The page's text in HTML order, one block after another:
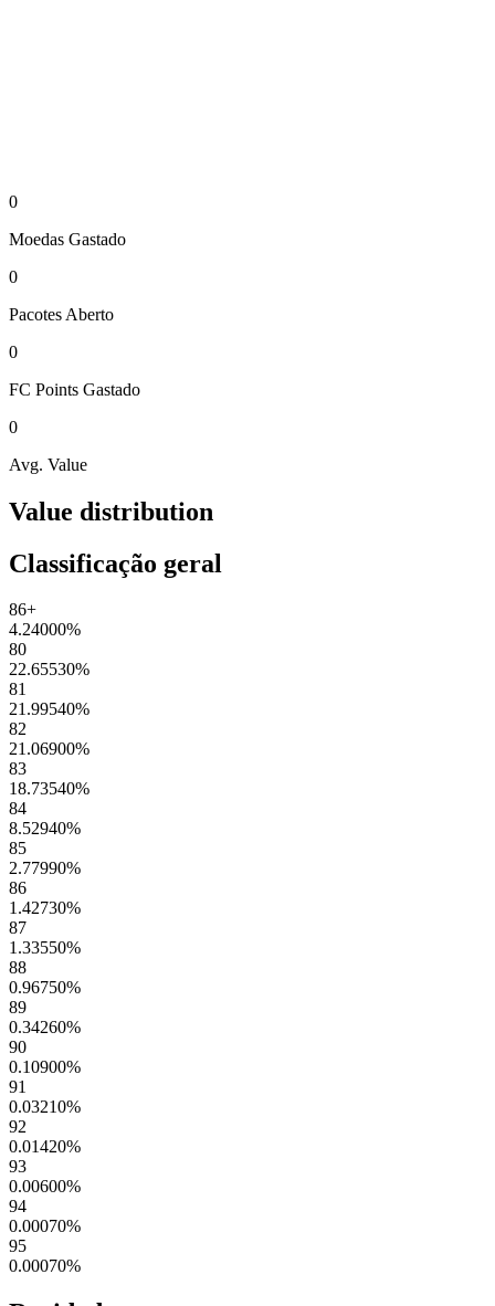
0
Moedas Gastado
0
Pacotes Aberto
0
FC Points Gastado
0
Avg. Value
Value distribution
Classificação geral
86+
4.24000%
80
22.65530%
81
21.99540%
82
21.06900%
83
18.73540%
84
8.52940%
85
2.77990%
86
1.42730%
87
1.33550%
88
0.96750%
89
0.34260%
90
0.10900%
91
0.03210%
92
0.01420%
93
0.00600%
94
0.00070%
95
0.00070%